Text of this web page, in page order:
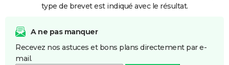
type de brevet est indiqué avec le résultat.
A ne pas manquer
Recevez nos astuces et bons plans directement par e-
mail.